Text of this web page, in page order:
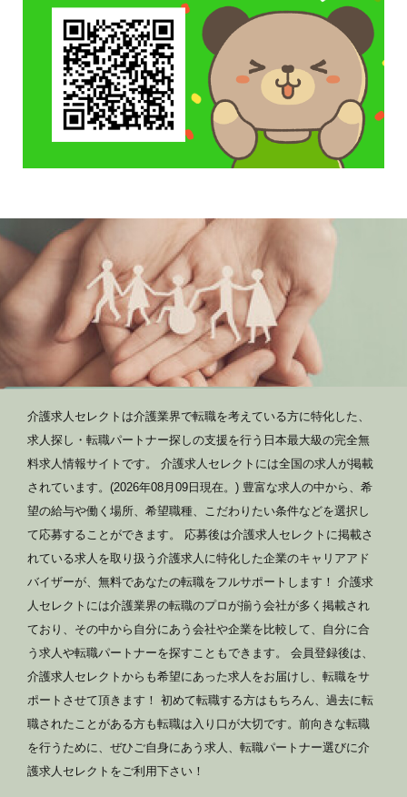
介護求人セレクトは介護業界で転職を考えている方に特化した、
求人探し・転職パートナー探しの支援を行う日本最大級の完全無
料求人情報サイトです。 介護求人セレクトには全国の求人が掲載
されています。(2026年08月09日現在。) 豊富な求人の中から、希
望の給与や働く場所、希望職種、こだわりたい条件などを選択し
て応募することができます。 応募後は介護求人セレクトに掲載さ
れている求人を取り扱う介護求人に特化した企業のキャリアアド
バイザーが、無料であなたの転職をフルサポートします！ 介護求
人セレクトには介護業界の転職のプロが揃う会社が多く掲載され
ており、その中から自分にあう会社や企業を比較して、自分に合
う求人や転職パートナーを探すこともできます。 会員登録後は、
介護求人セレクトからも希望にあった求人をお届けし、転職をサ
ポートさせて頂きます！ 初めて転職する方はもちろん、過去に転
職されたことがある方も転職は入り口が大切です。前向きな転職
を行うために、ぜひご自身にあう求人、転職パートナー選びに介
護求人セレクトをご利用下さい！